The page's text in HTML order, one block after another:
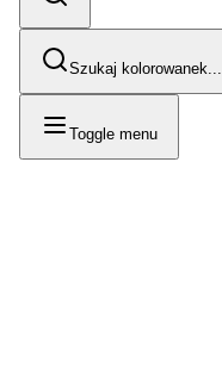
Szukaj kolorowanek...
Toggle menu